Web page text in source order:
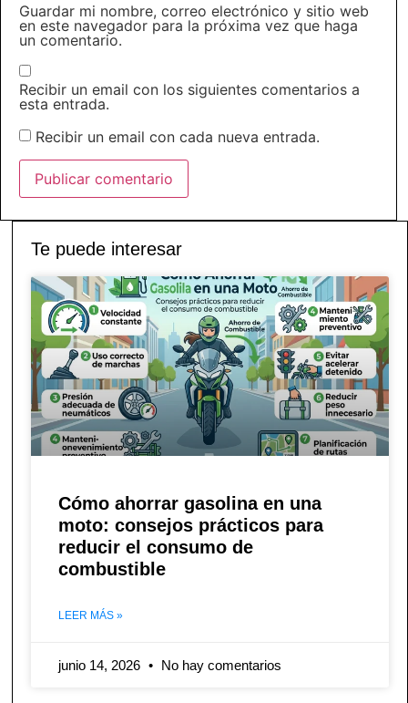
Guardar mi nombre, correo electrónico y sitio web
en este navegador para la próxima vez que haga
un comentario.
Recibir un email con los siguientes comentarios a
esta entrada.
Recibir un email con cada nueva entrada.
Te puede interesar
Cómo ahorrar gasolina en una
moto: consejos prácticos para
reducir el consumo de
combustible
LEER MÁS »
junio 14, 2026 No hay comentarios